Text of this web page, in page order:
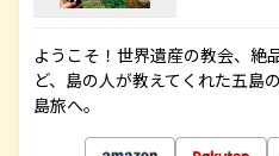
ようこそ！世界遺産の教会、絶
ど、島の人が教えてくれた五島
島旅へ。